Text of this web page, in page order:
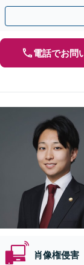
電話でお問
肖像権侵害